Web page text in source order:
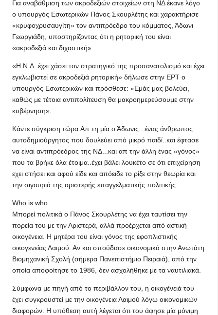
Για αναβάθμιση των ακροδεξιών στοιχείων στη ΝΔ έκανε λόγο
ο υπουργός Εσωτερικών Πάνος Σκουρλέτης και χαρακτήρισε
«κρυφοχρυσαυγίτη» τον αντιπρόεδρο του κόμματος, Άδωνι
Γεωργιάδη, υποστηρίζοντας ότι η ρητορική του είναι
«ακροδεξιά και διχαστική».
«Η Ν.Δ. έχει χάσει τον στρατηγικό της προσανατολισμό και έχει
εγκλωβιστεί σε ακροδεξιά ρητορική» δήλωσε στην ΕΡΤ ο
υπουργός Εσωτερικών και πρόσθεσε: «Εμάς μας βολεύει,
καθώς με τέτοια αντιπολίτευση θα μακροημερεύσουμε στην
κυβέρνηση».
Κάντε σύγκριση τώρα.Απ τη μία ο Άδωνις.. ένας άνθρωπος
αυτοδημιούργητος που δουλεύει από μικρό παιδί..και έφτασε
να είναι αντιπρόεδρος της ΝΔ...και απ την άλλη ένας «γόνος»
που τα βρήκε όλα έτοιμα..έχει βάλει λουκέτο σε ότι επιχείρηση
εχει στήσει και αφού είδε και απόειδε το ρίξε στην θεωρία και
την σιγουριά της αριστερής επαγγελματικής πολιτικής.
Who is who
Μπορεί πολιτικά ο Πάνος Σκουρλέτης να έχει ταυτίσει την
πορεία του με την Αριστερά, αλλά προέρχεται από αστική
οικογένεια. Η μητέρα του είναι γόνος της εφοπλιστικής
οικογενείας Λαιμού. Αν και σπούδασε οικονομικά στην Ανωτάτη
Βιομηχανική Σχολή (σήμερα Πανεπιστήμιο Πειραιά), από την
οποία αποφοίτησε το 1986, δεν ασχολήθηκε με τα ναυτιλιακά.
Σύμφωνα με πηγή από το περιβάλλον του, η οικογένειά του
έχει συγκρουστεί με την οικογένεια Λαιμού λόγω οικονομικών
διαφορών. Η υπόθεση αυτή λέγεται ότι του άφησε μία μόνιμη